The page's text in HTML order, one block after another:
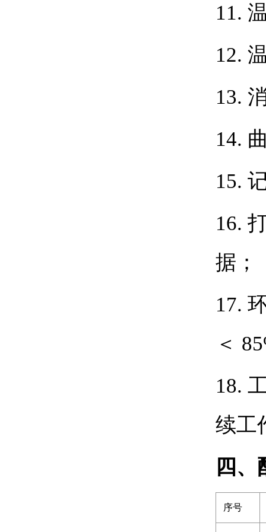
11.
12.
13.
14.
15.
16.
据；
17.
＜
18.
续工
四、
序号